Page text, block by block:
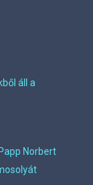
áll a
Norbert